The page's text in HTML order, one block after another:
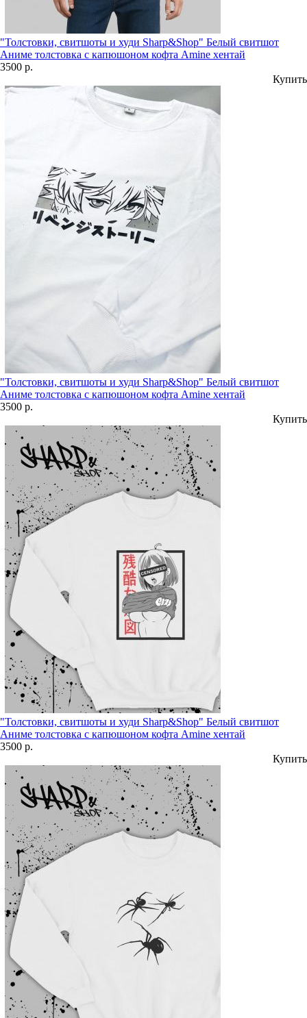
"Толстовки, свитшоты и худи Sharp&Shop" Белый свитшот
Аниме толстовка с капюшоном кофта Amine хентай
3500 р.
Купить
"Толстовки, свитшоты и худи Sharp&Shop" Белый свитшот
Аниме толстовка с капюшоном кофта Amine хентай
3500 р.
Купить
"Толстовки, свитшоты и худи Sharp&Shop" Белый свитшот
Аниме толстовка с капюшоном кофта Amine хентай
3500 р.
Купить